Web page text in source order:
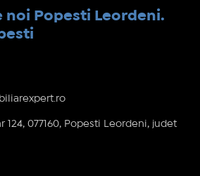
noi Popesti Leordeni.
124, 077160, Popesti Leordeni, judet